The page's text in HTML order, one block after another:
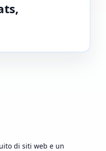
di siti web e un